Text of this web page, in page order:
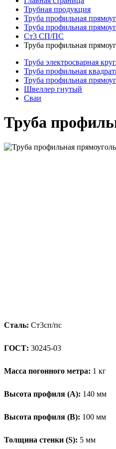
Трубная продукция
Труба профильная
Труба профильная
Ст3 СП/ПС
Труба профильная
Труба электросварная
Труба профильная
Труба профильная
Швеллер гнутый
Сваи
Труба
Сталь: Ст3сп/пс
ГОСТ: 30245-03
Масса погонного метра: 1 кг
Высота профиля (А): 140 мм
Высота профиля (B): 100 мм
Толщина стенки (S): 5 мм